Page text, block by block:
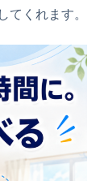
てくれます。